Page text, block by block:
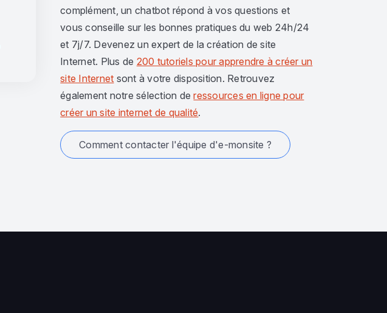
complément, un chatbot répond à vos questions et
vous conseille sur les bonnes pratiques du web 24h/24
et 7j/7. Devenez un expert de la création de site
Internet. Plus de 200 tutoriels pour apprendre à créer un
site Internet sont à votre disposition. Retrouvez
également notre sélection deressources en ligne pour
créer un site internet de qualité.
Comment contacter l'équipe d'e-monsite ?